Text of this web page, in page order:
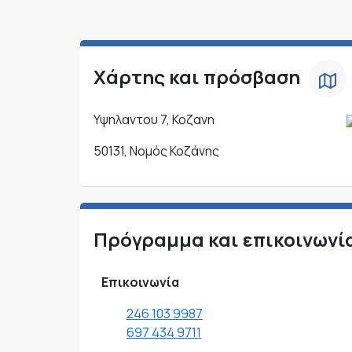
Χάρτης και πρόσβαση
Υψηλαντου 7, Κοζανη
50131, Νομός Κοζάνης
Πρόγραμμα και
Επικοινωνία
246 103 9987
697 434 9711